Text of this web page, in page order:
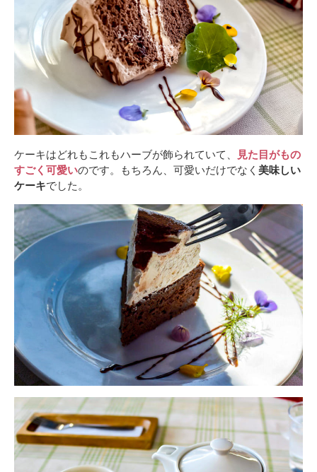
ケーキはどれもこれもハーブが飾られていて、
見た目がもの
すごく可愛いのです。もちろん、可愛いだけでなく 美味しい
ケーキでした。